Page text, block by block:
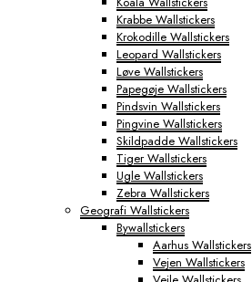
Krabbe Wallstickers
Krokodille Wallstickers
Leopard Wallstickers
Løve Wallstickers
Papegøje Wallstickers
Pindsvin Wallstickers
Pingvine Wallstickers
Skildpadde Wallstickers
Tiger Wallstickers
Ugle Wallstickers
Zebra Wallstickers
Geografi Wallstickers
Bywallstickers
Aarhus Wallstickers
Vejen Wallstickers